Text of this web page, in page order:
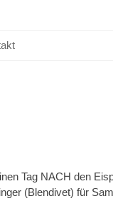
Tag NACH den
(Blendivet) für